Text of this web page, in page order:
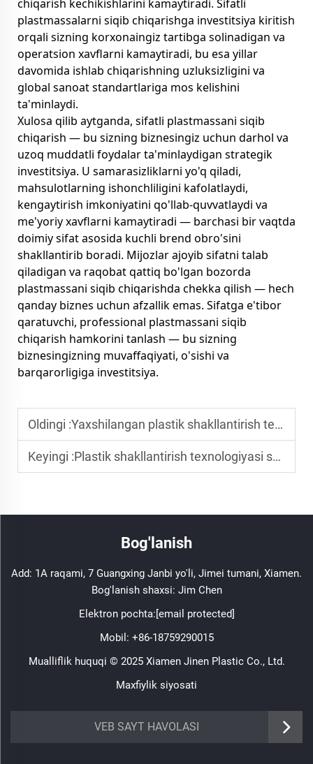
chiqarish kechikishlarini kamaytiradi. Sifatli
plastmassalarni siqib chiqarishga investitsiya kiritish
orqali sizning korxonaingiz tartibga solinadigan va
operatsion xavflarni kamaytiradi, bu esa yillar
davomida ishlab chiqarishning uzluksizligini va
global sanoat standartlariga mos kelishini
ta'minlaydi.
Xulosa qilib aytganda, sifatli plastmassani siqib
chiqarish — bu sizning biznesingiz uchun darhol va
uzoq muddatli foydalar ta'minlaydigan strategik
investitsiya. U samarasizliklarni yo'q qiladi,
mahsulotlarning ishonchliligini kafolatlaydi,
kengaytirish imkoniyatini qo'llab-quvvatlaydi va
me'yoriy xavflarni kamaytiradi — barchasi bir vaqtda
doimiy sifat asosida kuchli brend obro'sini
shakllantirib boradi. Mijozlar ajoyib sifatni talab
qiladigan va raqobat qattiq bo'lgan bozorda
plastmassani siqib chiqarishda chekka qilish — hech
qanday biznes uchun afzallik emas. Sifatga e'tibor
qaratuvchi, professional plastmassani siqib
chiqarish hamkorini tanlash — bu sizning
biznesingizning muvaffaqiyati, o'sishi va
barqarorligiga investitsiya.
Oldingi :Yaxshilangan plastik shakllantirish texnikalari bilan samaradorlikni oshirish
Keyingi :Plastik shakllantirish texnologiyasi sanoatni qanday o'zgartirayotgani
Bog'lanish
Add: 1A raqami, 7 Guangxing Janbi yo'li, Jimei tumani, Xiamen.
Bog'lanish shaxsi: Jim Chen
Elektron pochta:[email protected]
Mobil: +86-18759290015
Mualliflik huquqi © 2025 Xiamen Jinen Plastic Co., Ltd.
Maxfiylik siyosati
VEB SAYT HAVOLASI
https://www.jinenplastic.com/service